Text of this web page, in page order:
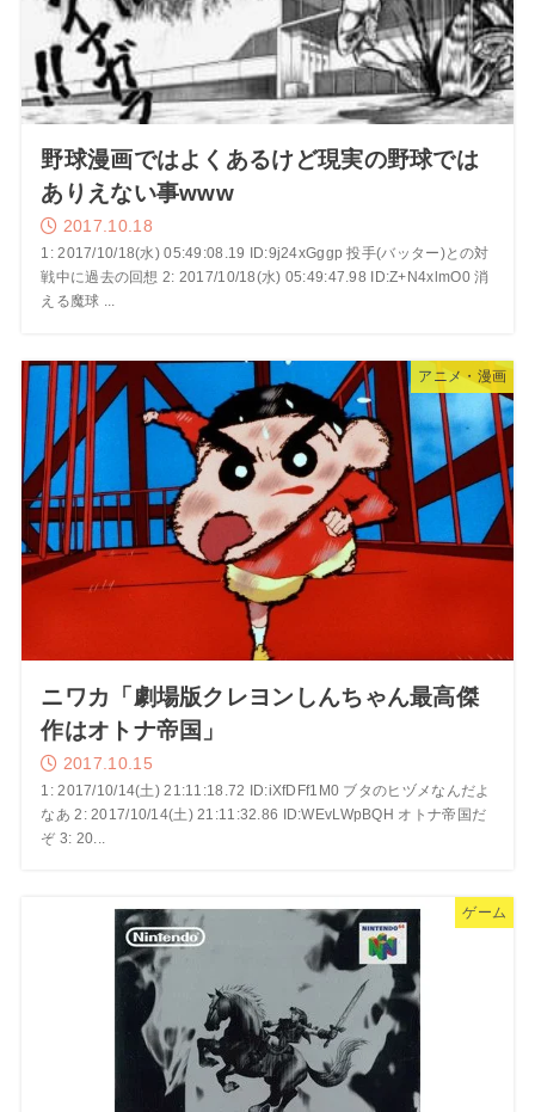
野球漫画ではよくあるけど現実の野球では
ありえない事www
2017.10.18
1: 2017/10/18(水) 05:49:08.19 ID:9j24xGggp 投手(バッター)との対
戦中に過去の回想 2: 2017/10/18(水) 05:49:47.98 ID:Z+N4xlmO0 消
える魔球 ...
アニメ・漫画
ニワカ「劇場版クレヨンしんちゃん最高傑
作はオトナ帝国」
2017.10.15
1: 2017/10/14(土) 21:11:18.72 ID:iXfDFf1M0 ブタのヒヅメなんだよ
なあ 2: 2017/10/14(土) 21:11:32.86 ID:WEvLWpBQH オトナ帝国だ
ぞ 3: 20...
ゲーム